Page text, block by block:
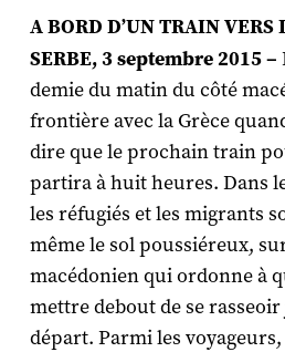
A BORD D’UN TRAIN VERS
SERBE, 3 septembre 2015 –
demie du matin du côté
frontière avec la Grèce
dire que le prochain train
partira à huit heures. Dans
les réfugiés et les migrants
même le sol poussiéreux,
macédonien qui ordonne à
mettre debout de se rasseoir
départ. Parmi les